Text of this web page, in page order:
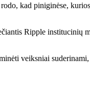
kad piniginėse,
Ripple
veiksniai